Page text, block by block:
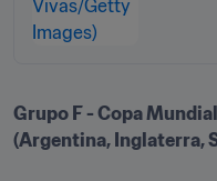
Grupo F - Copa
(Argentina, Inglaterra,